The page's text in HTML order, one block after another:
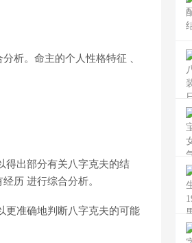
析。命主的个人性格特征 、
得出部分有关八字克夫的结
历 进行综合分析。
更准确地判断八字克夫的可能